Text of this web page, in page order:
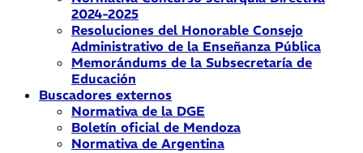
2024-2025
Resoluciones del Honorable Consejo
Administrativo de la Enseñanza Pública
Memorándums de la Subsecretaría de
Educación
Buscadores externos
Normativa de la DGE
Boletín oficial de Mendoza
Normativa de Argentina